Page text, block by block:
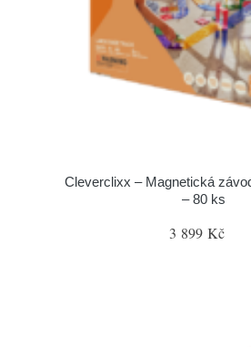
Cleverclixx – Magnetická
– 80 ks
3 899 Kč